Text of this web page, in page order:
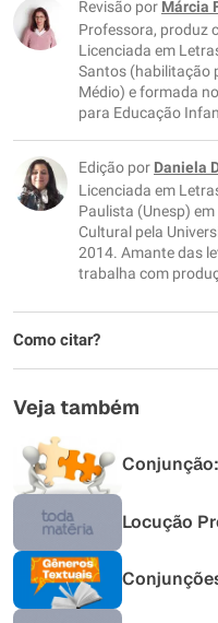
Este conteúdo não
Outro
Revisão por Márcia
Professora, produz
Licenciada em
Santos (habilitação
Médio) e formada
para Educação
Edição por Daniela
Licenciada em
Paulista (Unesp)
Cultural pela
2014. Amante das
trabalha com
Como citar?
Veja também
Locução